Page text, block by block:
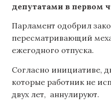
депутатами в первом
Парламент одобрил
пересматривающий
ежегодного отпуска.
Согласно инициативе,
которые работник не
двух лет, аннулируют.